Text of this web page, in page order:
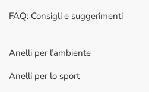
FAQ: Consigli e suggerimenti
Anelli per l’ambiente
Anelli per lo sport